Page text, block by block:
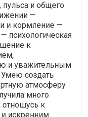
и общего
—
и кормление —
психологическая
к
и уважительным
создать
атмосферу
много
отношусь к
искренним